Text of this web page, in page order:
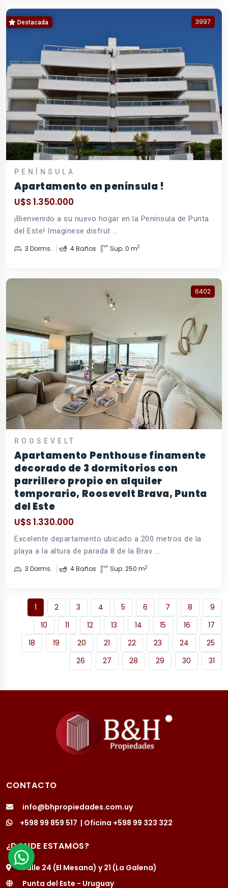
Destacada 3997
PENÍNSULA
Apartamento en península !
U$S 1.350.000
¡Bienvenido a su nuevo hogar en la Península de Punta
del Este! Imagínese disfrut ...
3 Dorms. 4 Baños Sup. 0 m2
6402
ROOSEVELT
Apartamento Penthouse finamente
decorado de 3 dormitorios con
parrillero propio en alquiler
temporario, Roosevelt Brava, Punta
del Este
U$S 1.330.000
Excelente departamento ubicado a 200 metros de la
playa a la altura de parada 8 de la Brav ...
3 Dorms. 4 Baños Sup. 250 m2
1 2 3 4 5 6 7 8
9
10
11 12 13 14 15 16
17
18
19 20 21 22 23 24
25
26
27 28 29 30 31
CONTACTO
info@bhpropiedades.com.uy
+598 99 859 517 | Oficina +598 99 323 322
¿DONDE ESTAMOS?
Calle 24 (El Mesana) y 21 (La Galena)
Punta del Este - Uruguay